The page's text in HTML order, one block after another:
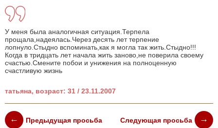
У меня была аналогичная ситуация.Терпела
прощала,надеялась.Через десять лет терпение
лопнуло.Стыдно вспоминать,как я могла так жить.Стыдно!!!
Когда в тридцать лет начала жить заново,не поверила своему
счастью.Смените побои и унижения на полноценную
счастливую жизнь
татьяна, возраст: 31 / 23.11.2007
Предыдущая просьба Следующая просьба